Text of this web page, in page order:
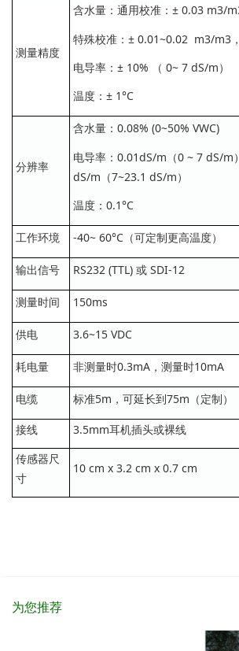
测量精度
含水量：通用校准：± 0.03 m3/
特殊校准：± 0.01~0.02 m3/m3
电导率：± 10% （ 0~ 7 dS/m）
温度：± 1°C
分辨率
含水量：0.08% (0~50% VWC)
电导率：0.01dS/m（0 ~ 7 dS/m
dS/m（7~23.1 dS/m）
温度：0.1°C
工作环境 -40~ 60°C（可定制更高温度）
输出信号 RS232 (TTL) 或 SDI-12
测量时间 150ms
供电 3.6~15 VDC
耗电量 非测量时0.3mA，测量时10mA
电缆 标准5m，可延长到75m（定制）
接线
3.5mm耳机插头或裸线
传感器尺
寸
10 cm x 3.2 cm x 0.7 cm
为您推荐